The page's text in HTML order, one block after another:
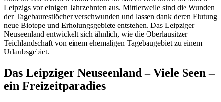
Leipzigs vor einigen Jahrzehnten aus. Mittlerweile sind die Wunden
der Tagebaurestlöcher verschwunden und lassen dank deren Flutung
neue Biotope und Erholungsgebiete entstehen. Das Leipziger
Neuseenland entwickelt sich ähnlich, wie die Oberlausitzer
Teichlandschaft von einem ehemaligen Tagebaugebiet zu einem
Urlaubsgebiet.
Das Leipziger Neuseenland – Viele Seen –
ein Freizeitparadies